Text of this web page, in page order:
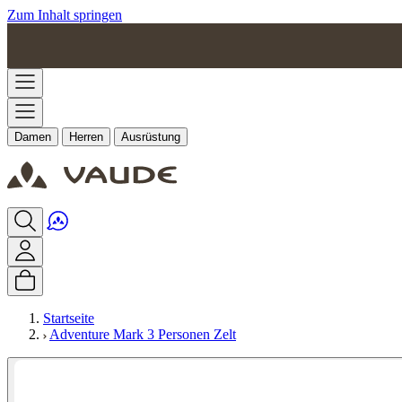
Zum Inhalt springen
Damen Herren Ausrüstung
Startseite
Adventure Mark 3 Personen Zelt